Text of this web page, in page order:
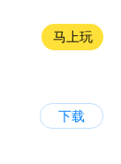
马上玩
下载